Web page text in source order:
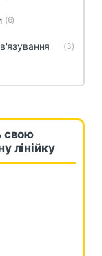
(6)
(3)
свою
лінійку